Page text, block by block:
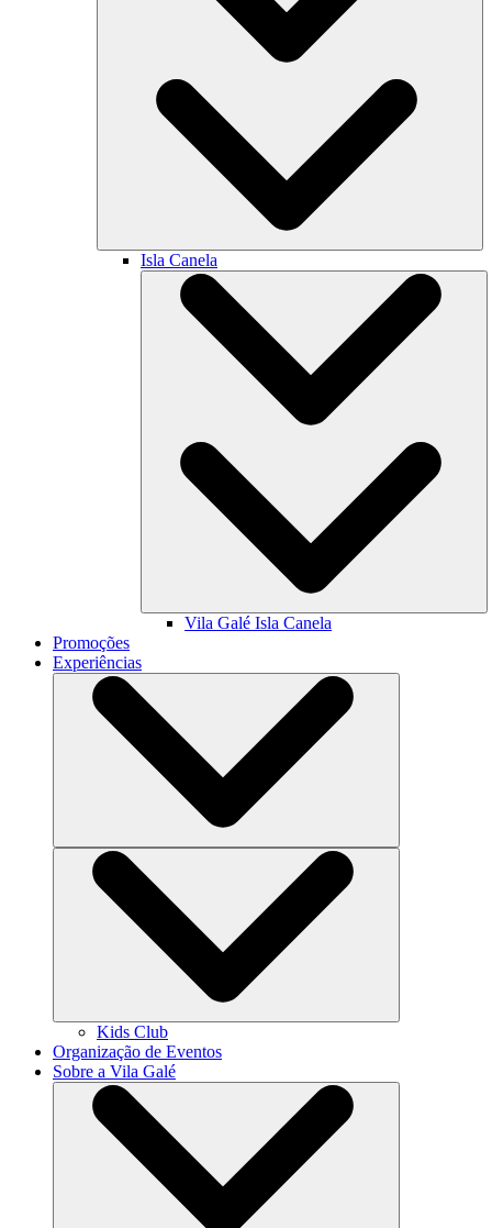
Isla Canela
Vila Galé Isla Canela
Promoções
Experiências
Kids Club
Organização de Eventos
Sobre a Vila Galé